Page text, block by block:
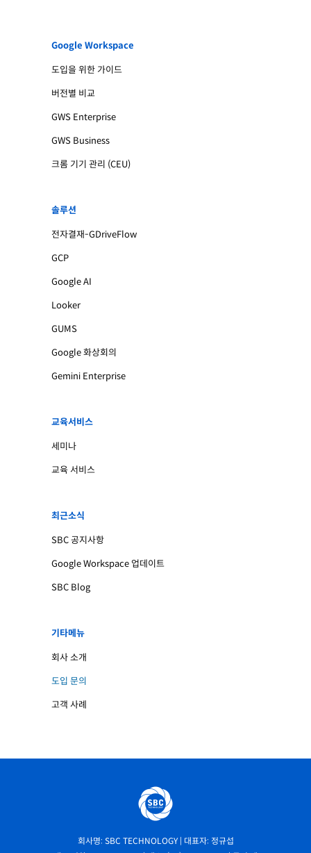
Google Workspace
도입을 위한 가이드
버전별 비교
GWS Enterprise
GWS Business
크롬 기기 관리 (CEU)
솔루션
전자결재-GDriveFlow
GCP
Google AI
Looker
GUMS
Google 화상회의
Gemini Enterprise
교육서비스
세미나
교육 서비스
최근소식
SBC 공지사항
Google Workspace 업데이트
SBC Blog
기타메뉴
회사 소개
도입 문의
고객 사례
회사명: SBC TECHNOLOGY | 대표자: 정규섭